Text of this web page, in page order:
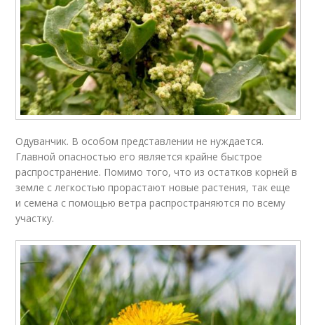
Одуванчик. В особом представлении не нуждается.
Главной опасностью его является крайне быстрое
распространение. Помимо того, что из остатков корней в
земле с легкостью прорастают новые растения, так еще
и семена с помощью ветра распространяются по всему
участку.